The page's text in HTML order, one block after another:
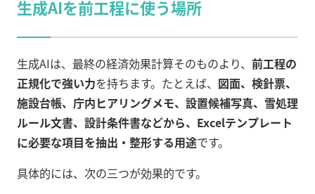
生成AIを前工程に使う場所
生成AIは、最終の経済効果計算そのものより、 前工程の
正規化で強い力を持ちます。たとえば、 図面、検針票、
施設台帳、庁内ヒアリングメモ、設置候補写真、雪処理
ルール文書、設計条件書などから、Excelテンプレート
に必要な項目を抽出・整形する用途です。
具体的には、次の三つが効果的です。